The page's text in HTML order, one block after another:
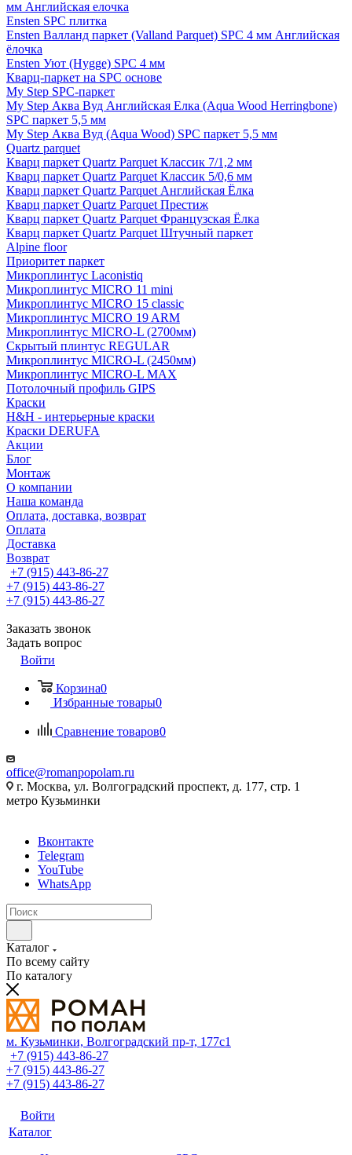
мм Английская елочка
Ensten SPC плитка
Ensten Валланд паркет (Valland Parquet) SPC 4 мм Английская
ёлочка
Ensten Уют (Hygge) SPC 4 мм
Кварц-паркет на SPC основе
My Step SPC-паркет
My Step Аква Вуд Английская Елка (Aqua Wood Herringbone)
SPC паркет 5,5 мм
My Step Аква Вуд (Aqua Wood) SPC паркет 5,5 мм
Quartz parquet
Кварц паркет Quartz Parquet Классик 7/1,2 мм
Кварц паркет Quartz Parquet Классик 5/0,6 мм
Кварц паркет Quartz Parquet Английская Ёлка
Кварц паркет Quartz Parquet Престиж
Кварц паркет Quartz Parquet Французская Ёлка
Кварц паркет Quartz Parquet Штучный паркет
Alpine floor
Приоритет паркет
Микроплинтус Laconistiq
Микроплинтус MICRO 11 mini
Микроплинтус MICRO 15 classic
Микроплинтус MICRO 19 ARM
Микроплинтус MICRO-L (2700мм)
Скрытый плинтус REGULAR
Микроплинтус MICRO-L (2450мм)
Микроплинтус MICRO-L MAX
Потолочный профиль GIPS
Краски
H&H - интерьерные краски
Краски DERUFA
Акции
Блог
Монтаж
О компании
Наша команда
Оплата, доставка, возврат
Оплата
Доставка
Возврат
+7 (915) 443-86-27
+7 (915) 443-86-27
+7 (915) 443-86-27
Заказать звонок
Задать вопрос
Войти
Корзина0
Избранные товары0
Сравнение товаров0
office@romanpopolam.ru
г. Москва, ул. Волгоградский проспект, д. 177, стр. 1
метро Кузьминки
Вконтакте
Telegram
YouTube
WhatsApp
Каталог
По всему сайту
По каталогу
м. Кузьминки, Волгоградский пр‑т, 177с1
+7 (915) 443-86-27
+7 (915) 443-86-27
+7 (915) 443-86-27
Войти
Каталог